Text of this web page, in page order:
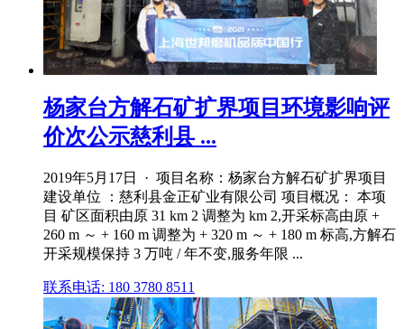
杨家台方解石矿扩界项目环境影响评
价次公示慈利县 ...
2019年5月17日 · 项目名称：杨家台方解石矿扩界项目
建设单位 ：慈利县金正矿业有限公司 项目概况： 本项
目 矿区面积由原 31 km 2 调整为 km 2,开采标高由原 +
260 m ～ + 160 m 调整为 + 320 m ～ + 180 m 标高,方解石
开采规模保持 3 万吨 / 年不变,服务年限 ...
联系电话: 180 3780 8511